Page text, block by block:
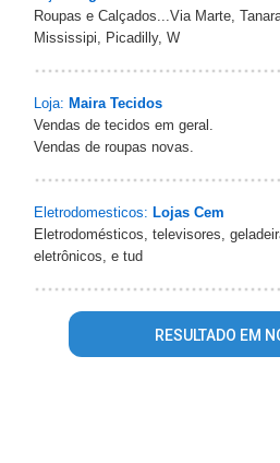
Roupas e Calçados...Via Marte,
Mississipi, Picadilly, W
Loja: Maira Tecidos
Vendas de tecidos em geral.
Vendas de roupas novas.
Eletrodomesticos: Lojas Cem
Eletrodomésticos, televisores,
eletrônicos, e tud
RESULTADO EM